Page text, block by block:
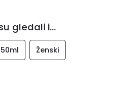
gledali i...
50ml Ženski